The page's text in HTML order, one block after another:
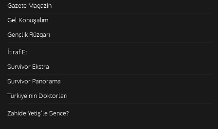
Gazete Magazin
Gel Konuşalım
Gençlik Rüzgarı
İtiraf Et
Survivor Ekstra
Survivor Panorama
Türkiye'nin Doktorları
Zahide Yetiş'le Sence?